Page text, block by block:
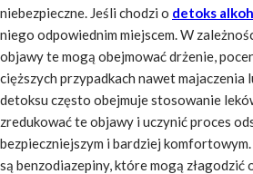
niebezpieczne. Jeśli chodzi o detoks
niego odpowiednim miejscem. W
objawy te mogą obejmować drżenie,
cięższych przypadkach nawet majaczenia
detoksu często obejmuje stosowanie
zredukować te objawy i uczynić proces
bezpieczniejszym i bardziej
są benzodiazepiny, które mogą złagodzić